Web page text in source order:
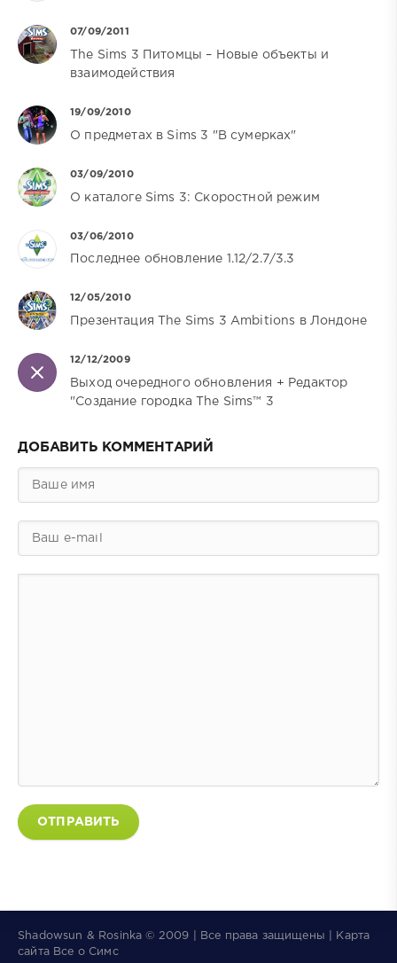
07/09/2011
The Sims 3 Питомцы – Новые объекты и
взаимодействия
19/09/2010
О предметах в Sims 3 "В сумерках"
03/09/2010
О каталоге Sims 3: Скоростной режим
03/06/2010
Последнее обновление 1.12/2.7/3.3
12/05/2010
Презентация The Sims 3 Ambitions в Лондоне
12/12/2009
Выход очередного обновления + Редактор
"Создание городка The Sims™ 3
ДОБАВИТЬ КОММЕНТАРИЙ
ОТПРАВИТЬ
Shadowsun & Rosinka © 2009 | Все права защищены | Карта
сайта Все о Симс